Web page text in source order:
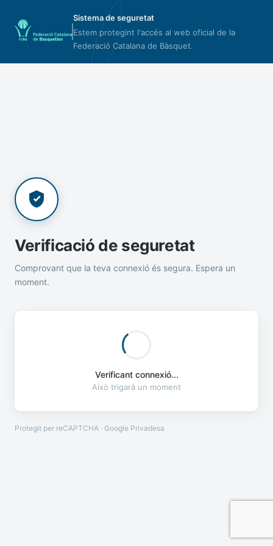
Sistema de seguretat
Estem protegint l'accés al web oficial de la
Federació Catalana de Bàsquet.
Verificació de seguretat
Comprovant que la teva connexió és segura. Espera un
moment.
Verificant connexió...
Això trigarà un moment
Protegit per reCAPTCHA · Google Privadesa